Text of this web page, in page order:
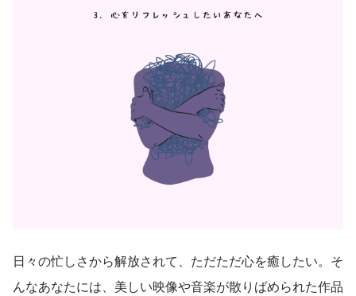
日々の忙しさから解放されて、ただただ心を癒したい。そ
んなあなたには、美しい映像や音楽が散りばめられた作品